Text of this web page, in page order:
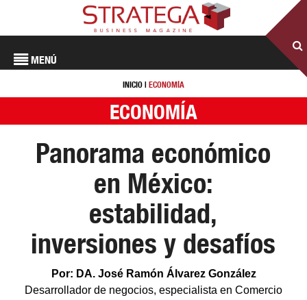
MENÚ
INICIO | ECONOMÍA
ECONOMÍA
Panorama económico
en México:
estabilidad,
inversiones y desafíos
Por: DA. José Ramón Álvarez González
Desarrollador de negocios, especialista en Comercio